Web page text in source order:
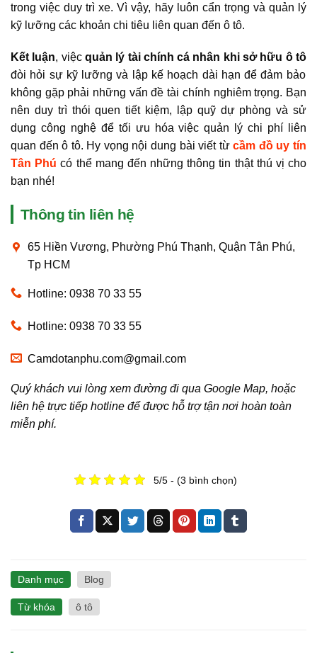
trong việc duy trì xe. Vì vậy, hãy luôn cẩn trọng và quản lý
kỹ lưỡng các khoản chi tiêu liên quan đến ô tô.
Kết luận, việc quản lý tài chính cá nhân khi sở hữu ô tô
đòi hỏi sự kỹ lưỡng và lập kế hoạch dài hạn để đảm bảo
không gặp phải những vấn đề tài chính nghiêm trọng. Bạn
nên duy trì thói quen tiết kiệm, lập quỹ dự phòng và sử
dụng công nghệ để tối ưu hóa việc quản lý chi phí liên
quan đến ô tô. Hy vọng nội dung bài viết từcầm đồ uy tín
Tân Phú có thể mang đến những thông tin thật thú vị cho
bạn nhé!
Thông tin liên hệ
65 Hiền Vương, Phường Phú Thạnh, Quận Tân Phú,
Tp HCM
Hotline: 0938 70 33 55
Hotline: 0938 70 33 55
Camdotanphu.com@gmail.com
Quý khách vui lòng xem đường đi qua Google Map, hoặc
liên hệ trực tiếp hotline để được hỗ trợ tận nơi hoàn toàn
miễn phí.
5/5 - (3 bình chọn)
Danh mục Blog
Từ khóa ô tô